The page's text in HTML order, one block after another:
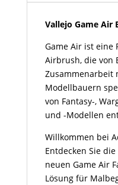
Vallejo Game Air
Game Air ist eine
Airbrush, die von
Zusammenarbeit
Modellbauern
von Fantasy-,
und -Modellen
Willkommen bei
Entdecken Sie
neuen Game Air
Lösung für